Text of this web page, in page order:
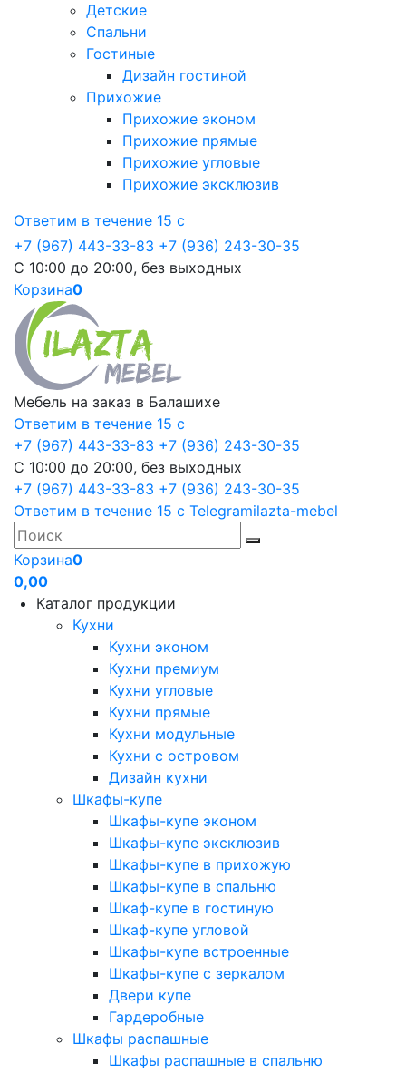
Детские
Спальни
Гостиные
Дизайн гостиной
Прихожие
Прихожие эконом
Прихожие прямые
Прихожие угловые
Прихожие эксклюзив
Ответим в течение 15 с
+7 (967) 443-33-83 +7 (936) 243-30-35
С 10:00 до 20:00, без выходных
Корзина0
Мебель на заказ в Балашихе
Ответим в течение 15 с
+7 (967) 443-33-83 +7 (936) 243-30-35
С 10:00 до 20:00, без выходных
+7 (967) 443-33-83 +7 (936) 243-30-35
Ответим в течение 15 с Telegramilazta-mebel
Корзина0
0,00
Каталог продукции
Кухни
Кухни эконом
Кухни премиум
Кухни угловые
Кухни прямые
Кухни модульные
Кухни с островом
Дизайн кухни
Шкафы-купе
Шкафы-купе эконом
Шкафы-купе эксклюзив
Шкафы-купе в прихожую
Шкафы-купе в спальню
Шкаф-купе в гостиную
Шкаф-купе угловой
Шкафы-купе встроенные
Шкафы-купе с зеркалом
Двери купе
Гардеробные
Шкафы распашные
Шкафы распашные в спальню